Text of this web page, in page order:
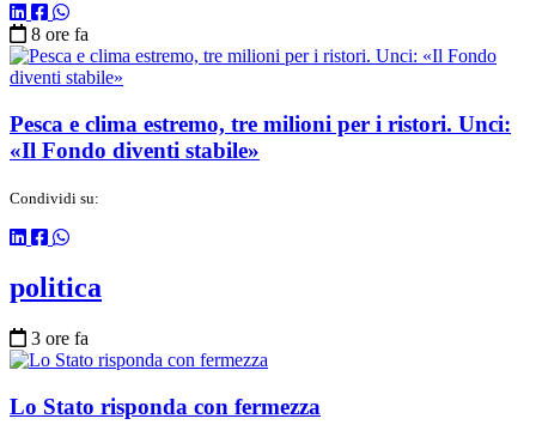
8 ore fa
Pesca e clima estremo, tre milioni per i ristori. Unci:
«Il Fondo diventi stabile»
Condividi su:
politica
3 ore fa
Lo Stato risponda con fermezza